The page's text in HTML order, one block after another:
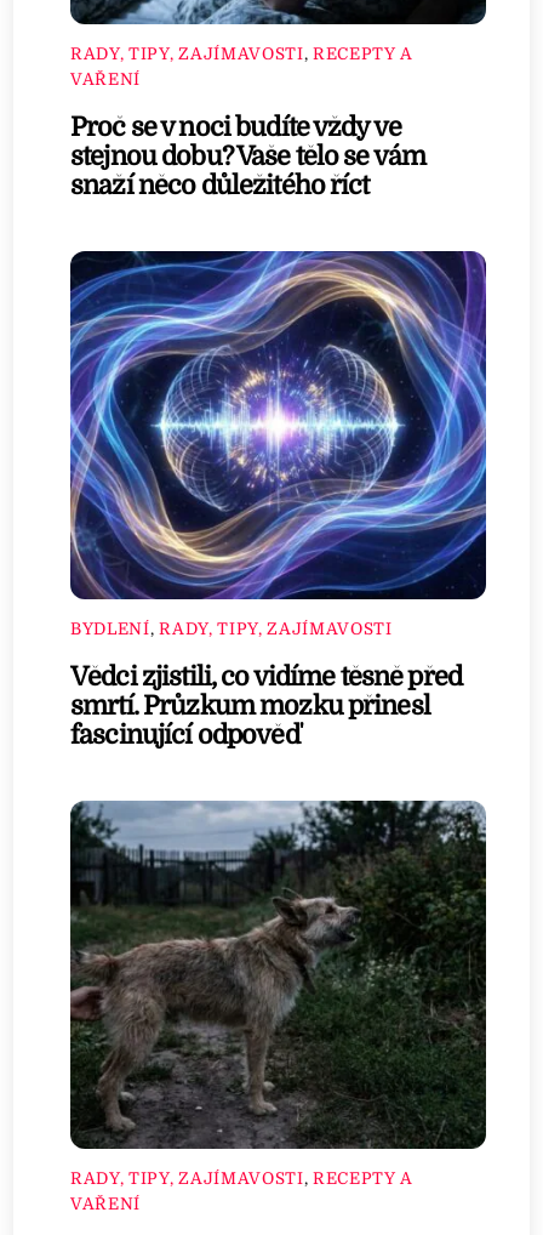
RADY, TIPY, ZAJÍMAVOSTI, RECEPTY A
VAŘENÍ
Proč se v noci budíte vždy ve
stejnou dobu? Vaše tělo se vám
snaží něco důležitého říct
BYDLENÍ,RADY, TIPY, ZAJÍMAVOSTI
Vědci zjistili, co vidíme těsně před
smrtí. Průzkum mozku přinesl
fascinující odpověď
RADY, TIPY, ZAJÍMAVOSTI, RECEPTY A
VAŘENÍ